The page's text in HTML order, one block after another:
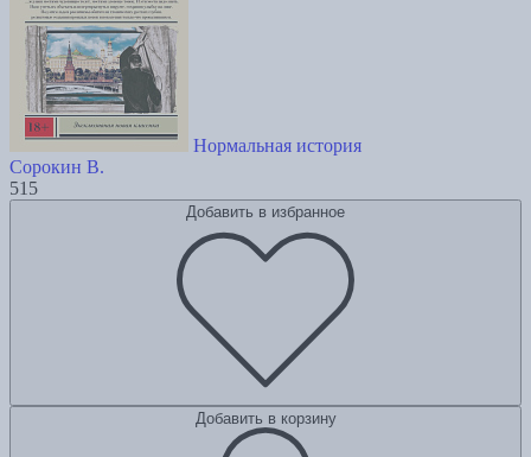
Нормальная история
Сорокин В.
515
Добавить в избранное
Добавить в корзину